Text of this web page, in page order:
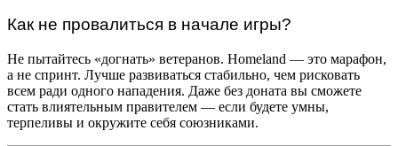
Как не провалиться в начале игры?
Не пытайтесь «догнать» ветеранов. Homeland — это марафон,
а не спринт. Лучше развиваться стабильно, чем рисковать
всем ради одного нападения. Даже без доната вы сможете
стать влиятельным правителем — если будете умны,
терпеливы и окружите себя союзниками.